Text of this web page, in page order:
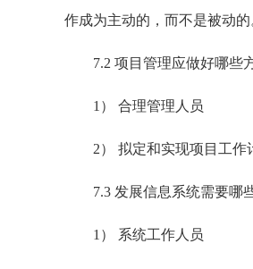
作成为主动的，而不是被动的
7.2 项目管理应做好哪些
1） 合理管理人员
2） 拟定和实现项目工作
7.3 发展信息系统需要哪
1） 系统工作人员